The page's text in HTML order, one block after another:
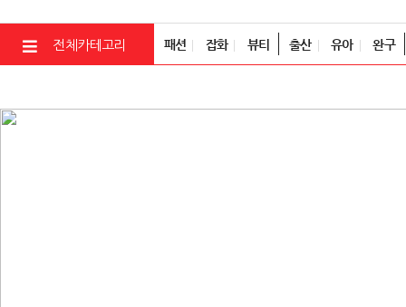
전체카테고리 패션 잡화 뷰티 출산 유아 완구